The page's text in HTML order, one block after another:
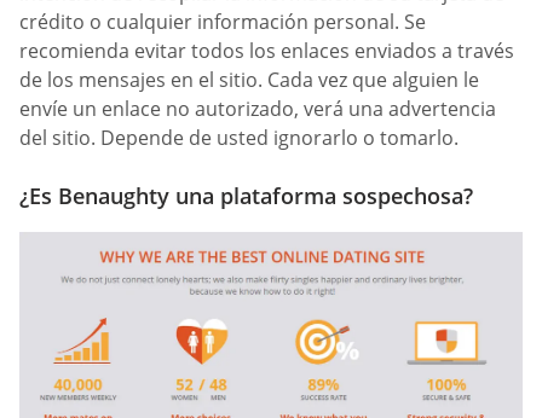
crédito o cualquier información personal. Se
recomienda evitar todos los enlaces enviados a través
de los mensajes en el sitio. Cada vez que alguien le
envíe un enlace no autorizado, verá una advertencia
del sitio. Depende de usted ignorarlo o tomarlo.
¿Es Benaughty una plataforma sospechosa?